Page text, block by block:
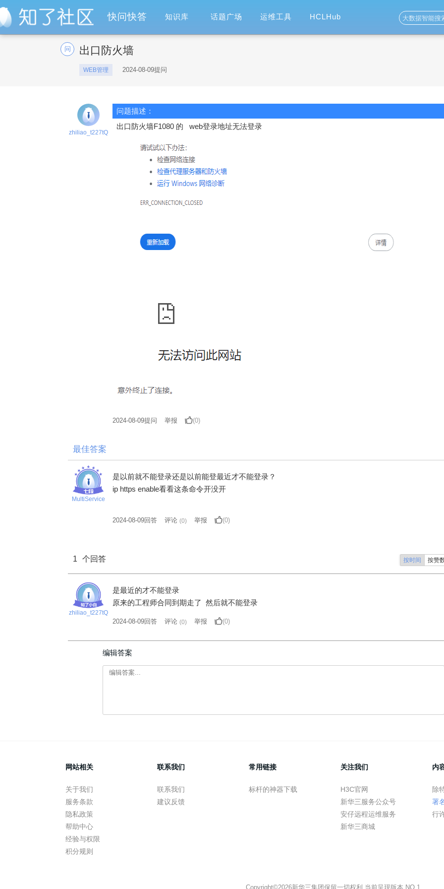
快问快答 知识库 话题广场 运维工具 HCLHub
问 出口防火墙
WEB管理 2024-08-09提问
zhiliao_t227tQ
问题描述：
出口防火墙F1080 的 web登录地址无法登录
2024-08-09提问 举报 (0)
最佳答案
MultiService
是以前就不能登录还是以前能登最近才不能登录？
ip https enable看看这条命令开没开
2024-08-09回答 评论 (0) 举报 (0)
1 个回答 按时间 按赞
zhiliao_t227tQ
是最近的才不能登录
原来的工程师合同到期走了 然后就不能登录
2024-08-09回答 评论 (0) 举报 (0)
编辑答案
网站相关
关于我们
服务条款
隐私政策
帮助中心
经验与权限
积分规则
联系我们
联系我们
建议反馈
常用链接
标杆的神器下载
关注我们
H3C官网
新华三服务公众号
安仔远程运维服务
新华三商城
内
除
署
行
Copyright©2026新华三集团保留一切权利 当前呈现版本 NO.1